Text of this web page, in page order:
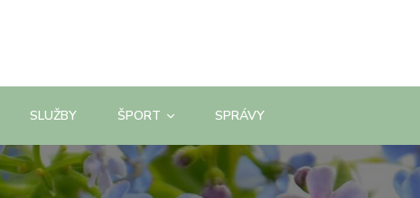
SLUŽBY ŠPORT SPRÁVY